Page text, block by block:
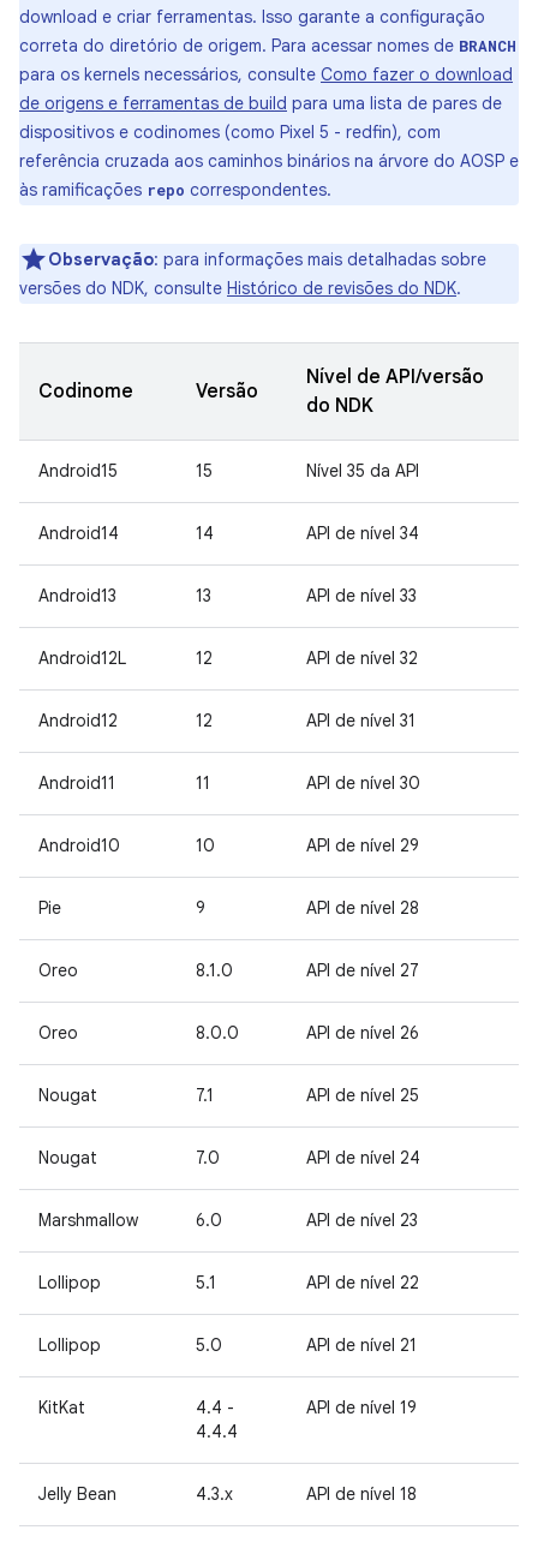
download e criar ferramentas. Isso garante a configuração
correta do diretório de origem. Para acessar nomes de BRANCH
para os kernels necessários, consulte Como fazer o download
de origens e ferramentas de build para uma lista de pares de
dispositivos e codinomes (como Pixel 5 - redfin), com
referência cruzada aos caminhos binários na árvore do AOSP e
às ramificações repo correspondentes.
Observação: para informações mais detalhadas sobre
versões do NDK, consulte Histórico de revisões do NDK.
Codinome Versão
Nível de API/versão
do NDK
Android15 15 Nível 35 da API
Android14 14 API de nível 34
Android13 13 API de nível 33
Android12L 12 API de nível 32
Android12 12 API de nível 31
Android11 11 API de nível 30
Android10 10 API de nível 29
Pie 9 API de nível 28
Oreo 8.1.0 API de nível 27
Oreo 8.0.0 API de nível 26
Nougat 7.1 API de nível 25
Nougat 7.0 API de nível 24
Marshmallow 6.0 API de nível 23
Lollipop 5.1 API de nível 22
Lollipop 5.0 API de nível 21
KitKat
4.4 -
4.4.4
API de nível 19
Jelly Bean 4.3.x API de nível 18